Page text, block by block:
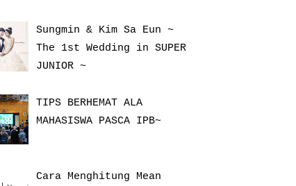
Sungmin & Kim Sa Eun ~
The 1st Wedding in SUPER
JUNIOR ~
TIPS BERHEMAT ALA
MAHASISWA PASCA IPB~
Cara Menghitung Mean